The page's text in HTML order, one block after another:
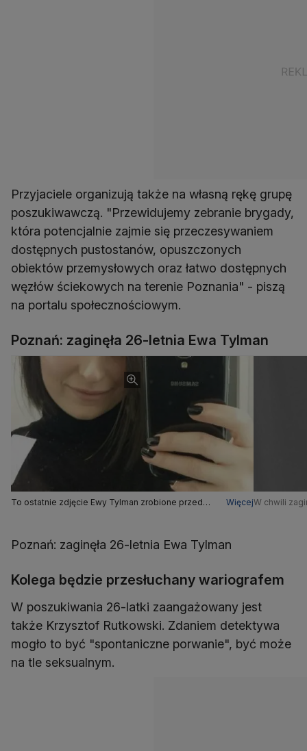
Przyjaciele organizują także na własną rękę grupę
poszukiwawczą. "Przewidujemy zebranie brygady,
która potencjalnie zajmie się przeczesywaniem
dostępnych pustostanów, opuszczonych
obiektów przemysłowych oraz łatwo dostępnych
węzłów ściekowych na terenie Poznania" - piszą
na portalu społecznościowym.
Poznań: zaginęła 26-letnia Ewa Tylman
To ostatnie zdjęcie Ewy Tylman zrobione przed
WięcejW chwili
Poznań: zaginęła 26-letnia Ewa Tylman
Kolega będzie przesłuchany wariografem
W poszukiwania 26-latki zaangażowany jest
także Krzysztof Rutkowski. Zdaniem detektywa
mogło to być "spontaniczne porwanie", być może
na tle seksualnym.